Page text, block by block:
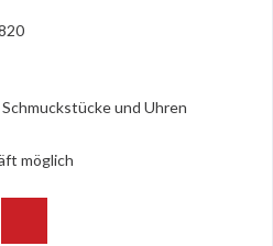
und Uhren
möglich